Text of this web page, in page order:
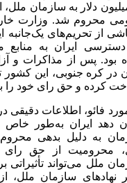
دلار به سازمان
محروم شد. وزارت
از تحریم‌های یک‌جانبه
ایران به منابع
بود. پس از مذاکرات و
در کره جنوبی، این
کرده و حق رای خود را
فائو، اطلاعات
دهد ایران به‌طور خاص
به دلیل بدهی
محرومیت از حق
ملل می‌تواند تأثیراتی
نهادهای سازمان ملل،